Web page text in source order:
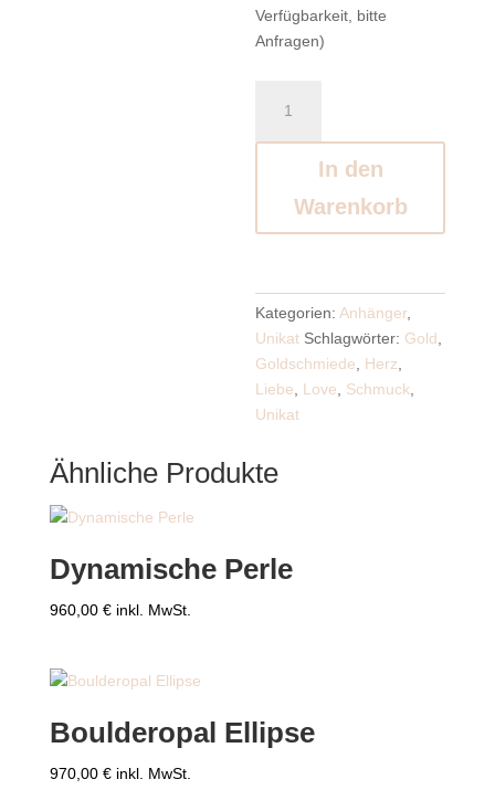
Verfügbarkeit, bitte
Anfragen)
Dioptas
Herz
In den
Warenkorb
Kategorien: Anhänger,
Unikat Schlagwörter: Gold
Goldschmiede
Herz
Liebe
Love Schmuck
Unikat
Ähnliche Produkte
Dynamische Perle
960,00 € inkl. MwSt.
Boulderopal Ellipse
970,00 € inkl. MwSt.